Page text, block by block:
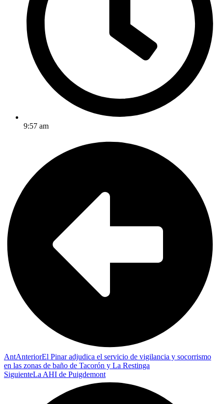
9:57 am
AntAnteriorEl Pinar adjudica el servicio de vigilancia y socorrismo
en las zonas de baño de Tacorón y La Restinga
SiguienteLa AHI de Puigdemont